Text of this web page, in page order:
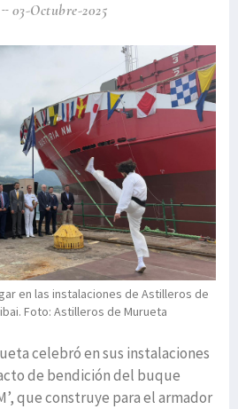
03-Octubre-2025
en las instalaciones de Astilleros de
Foto: Astilleros de Murueta
celebró en sus instalaciones
de bendición del buque
que construye para el armador